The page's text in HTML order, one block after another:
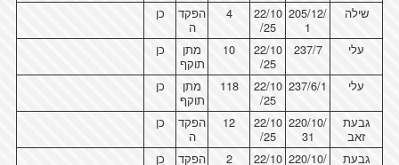
שילה
205/12/
1
22/10
/25
4
הפקד
ה
כן
עלי 237/7
22/10
/25
10
מתן
תוקף
כן
עלי 237/6/1
22/10
/25
118
מתן
תוקף
כן
גבעת
זאב
220/10/
31
22/10
/25
12
הפקד
ה
כן
גבעת
220/10/
22/10
2
הפקד
כן